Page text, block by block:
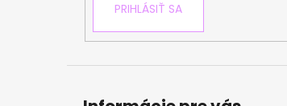
PRIHLÁSIŤ SA